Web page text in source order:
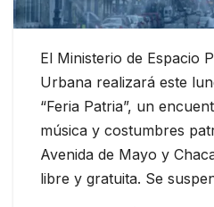
El Ministerio de Espacio
Urbana realizará este
“Feria Patria”, un
música y costumbres
Avenida de Mayo y
libre y gratuita. Se